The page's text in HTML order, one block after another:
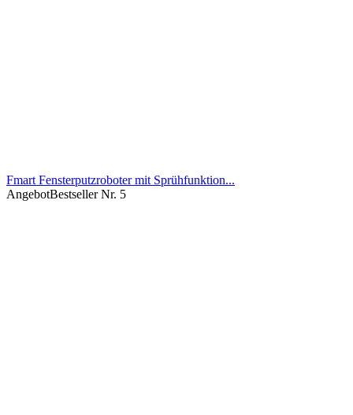
Fmart Fensterputzroboter mit Sprühfunktion...
AngebotBestseller Nr. 5